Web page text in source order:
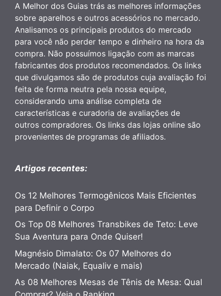
A Melhor dos Guias trás as melhores informações
sobre aparelhos e outros acessórios no mercado.
Analisamos os principais produtos do mercado
para você não perder tempo e dinheiro na hora da
compra. Não possuímos ligação com as marcas
fabricantes dos produtos recomendados. Os links
que divulgamos são de produtos cuja avaliação foi
feita de forma neutra pela nossa equipe,
considerando uma análise completa de
características e curadoria de avaliações de
outros compradores. Os links das lojas online são
provenientes de programas de afiliados.
Artigos recentes:
Os 12 Melhores Termogênicos Mais Eficientes
para Definir o Corpo
Os Top 08 Melhores Transbikes de Teto: Leve
Sua Aventura para Onde Quiser!
Magnésio Dimalato: Os 07 Melhores do
Mercado (Naiak, Equaliv e mais)
As 08 Melhores Mesas de Tênis de Mesa: Qual